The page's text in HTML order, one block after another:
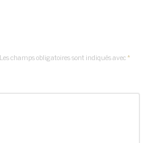
Les champs obligatoires sont indiqués avec *